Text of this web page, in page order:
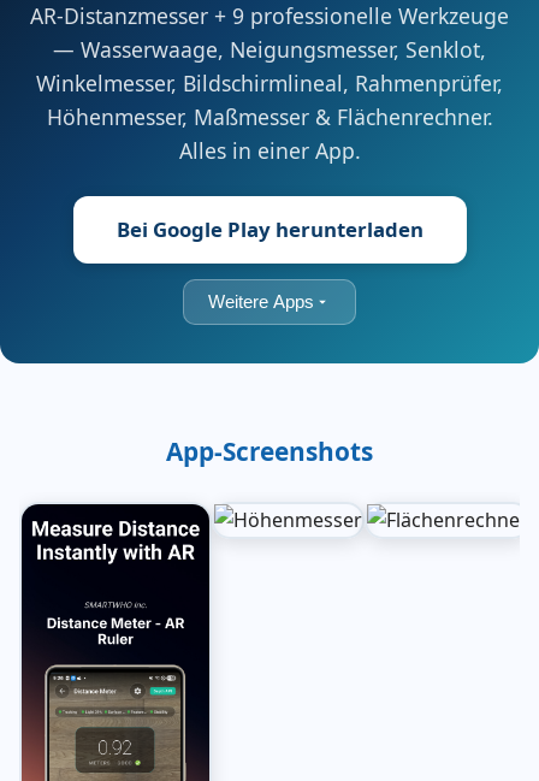
AR-Distanzmesser + 9 professionelle Werkzeuge
— Wasserwaage, Neigungsmesser, Senklot,
Winkelmesser, Bildschirmlineal, Rahmenprüfer,
Höhenmesser, Maßmesser & Flächenrechner.
Alles in einer App.
Bei Google Play herunterladen
Weitere Apps
App-Screenshots